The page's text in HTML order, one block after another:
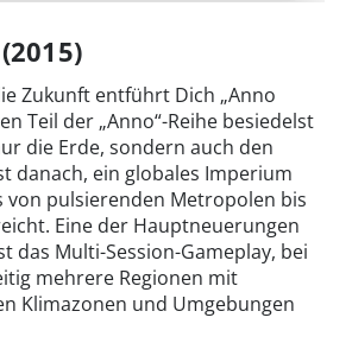
Zukunft entführt Dich „Anno
Teil der „Anno“-Reihe besiedelst
die Erde, sondern auch den
danach, ein globales Imperium
von pulsierenden Metropolen bis
Eine der Hauptneuerungen
das Multi-Session-Gameplay, bei
mehrere Regionen mit
Klimazonen und Umgebungen